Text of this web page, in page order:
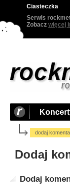
Ciasteczka
Serwis
Zobacz więcej
dodaj
Dodaj
Dodaj